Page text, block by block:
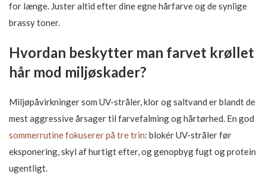
for længe. Juster altid efter dine egne hårfarve og de synlige
brassy toner.
Hvordan beskytter man farvet krøllet
hår mod miljøskader?
Miljøpåvirkninger som UV-stråler, klor og saltvand er blandt de
mest aggressive årsager til farvefalming og hårtørhed. En god
sommerrutine fokuserer på tre trin: blokér UV-stråler før
eksponering, skyl af hurtigt efter, og genopbyg fugt og protein
ugentligt.